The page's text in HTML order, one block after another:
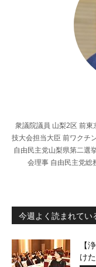
衆議院議員 山梨2区 前
技大会担当大臣 前ワクチ
自由民主党山梨県第二選
会理事 自由民主党総
今週よく読まれてい
【
け